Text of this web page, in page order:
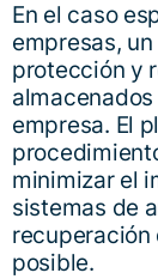
En el caso
empresas,
protección y
empresa. El
minimizar el
sistemas de
recuperación
posible.